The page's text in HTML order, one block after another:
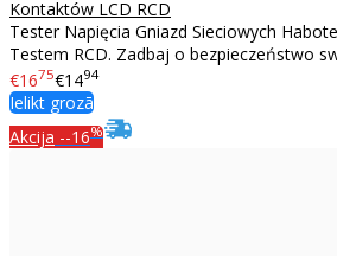
Kontaktów LCD RCD
Tester Napięcia Gniazd Sieciowych
Testem RCD. Zadbaj o bezpieczeństwo
€1675€1494
Ielikt grozā
Akcija --16%